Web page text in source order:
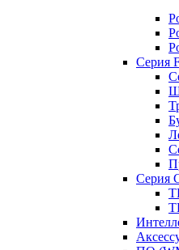
Серия
Серия